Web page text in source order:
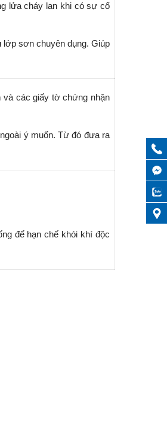
lửa cháy lan khi có sự cố
sơn chuyên dụng. Giúp
và các giấy tờ chứng nhận
ý muốn. Từ đó đưa ra
để hạn chế khói khí độc